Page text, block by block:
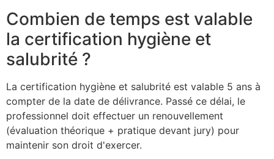
Combien de temps est valable
la certification hygiène et
salubrité ?
La certification hygiène et salubrité est valable 5 ans à
compter de la date de délivrance. Passé ce délai, le
professionnel doit effectuer un renouvellement
(évaluation théorique + pratique devant jury) pour
maintenir son droit d'exercer.